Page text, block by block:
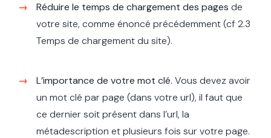
Réduire le temps de chargement des pages de
votre site, comme énoncé précédemment (cf 2.3
Temps de chargement du site).
L’importance de votre mot clé. Vous devez avoir
un mot clé par page (dans votre url), il faut que
ce dernier soit présent dans l’url, la
métadescription et plusieurs fois sur votre page.